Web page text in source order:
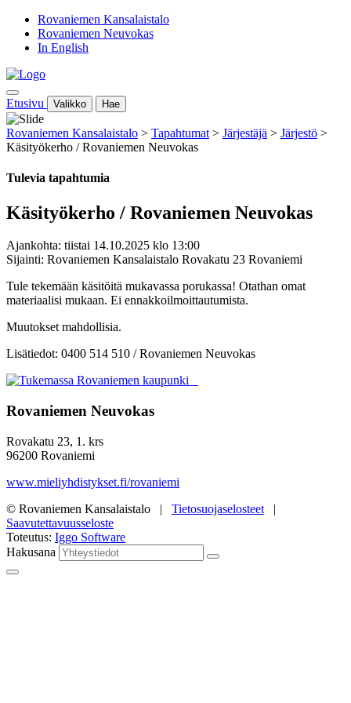
Rovaniemen Kansalaistalo
Rovaniemen Neuvokas
In English
Etusivu Valikko Hae
Rovaniemen Kansalaistalo > Tapahtumat > Järjestäjä > Järjestö >
Käsityökerho / Rovaniemen Neuvokas
Tulevia tapahtumia
Käsityökerho / Rovaniemen Neuvokas
Ajankohta: tiistai 14.10.2025 klo 13:00
Sijainti: Rovaniemen Kansalaistalo Rovakatu 23 Rovaniemi
Tule tekemään käsitöitä mukavassa porukassa! Otathan omat
materiaalisi mukaan. Ei ennakkoilmoittautumista.
Muutokset mahdollisia.
Lisätiedot: 0400 514 510 / Rovaniemen Neuvokas
Rovaniemen Neuvokas
Rovakatu 23, 1. krs
96200 Rovaniemi
www.mieliyhdistykset.fi/rovaniemi
© Rovaniemen Kansalaistalo | Tietosuojaselosteet |
Saavutettavuusseloste
Toteutus: Iggo Software
Hakusana